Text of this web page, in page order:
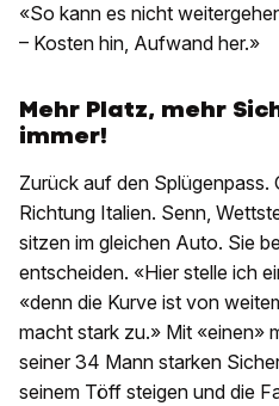
«So kann es nicht
– Kosten hin, Aufwand her.»
Mehr Platz, mehr
immer!
Zurück auf den
Richtung Italien. Senn,
sitzen im gleichen Auto. Sie
entscheiden. «Hier stelle ich
«denn die Kurve ist von
macht stark zu.» Mit «einen»
seiner 34 Mann starken
seinem Töff steigen und die